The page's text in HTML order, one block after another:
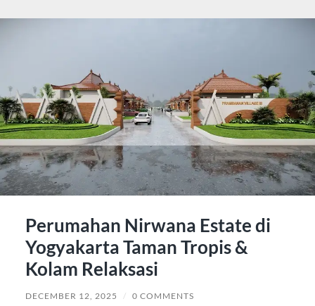
Perumahan Nirwana Estate di
Yogyakarta Taman Tropis &
Kolam Relaksasi
DECEMBER 12, 2025 / 0 COMMENTS